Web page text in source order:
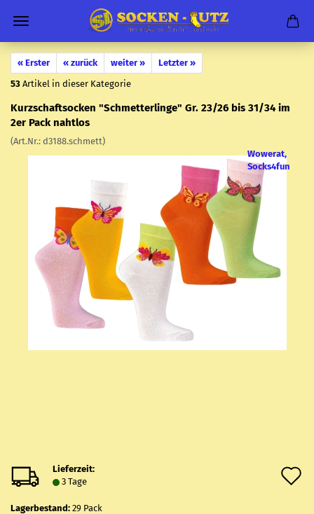
« Erster « zurück weiter »
Letzter »
53 Artikel in dieser Kategorie
Kurz­schaftso­cken "Schmet­ter­lin­ge" Gr. 23/26 bis 31/34 im
2er Pack naht­los
(Art.Nr.: d3188.schmett)
Wowerat,
Socks4fun
Lieferzeit:
3 Tage
Lagerbestand: 29 Pack